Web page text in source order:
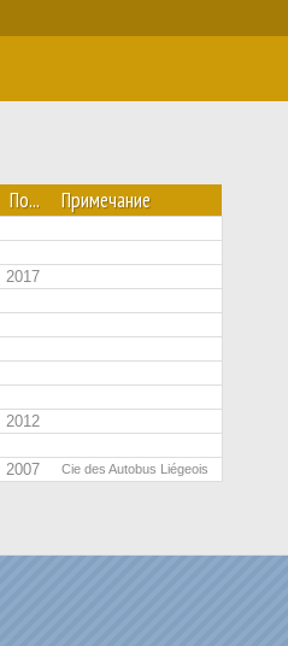
По... Примечание
2017
2012
2007 Cie des Autobus Liégeois